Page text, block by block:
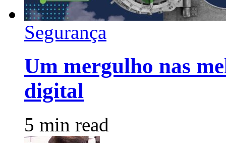
Segurança
Um mergulho nas
digital
5 min read